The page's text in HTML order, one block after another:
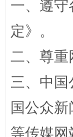
如何以同
一、遵
定》。
二、尊重
三、中
国公众
等传媒